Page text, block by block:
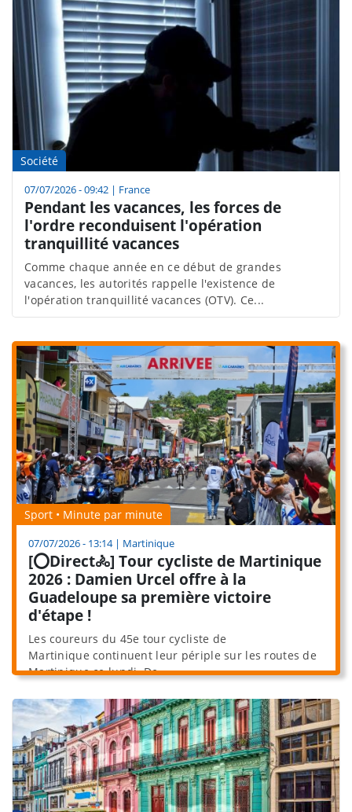
Société
07/07/2026 - 09:42 | France
Pendant les vacances, les forces de
l'ordre reconduisent l'opération
tranquillité vacances
Comme chaque année en ce début de grandes
vacances, les autorités rappelle l'existence de
l'opération tranquillité vacances (OTV). Ce...
Sport • Minute par minute
07/07/2026 - 13:14 | Martinique
[⭕️Direct🚴] Tour cycliste de Martinique
2026 : Damien Urcel offre à la
Guadeloupe sa première victoire
d'étape !
Les coureurs du 45e tour cycliste de
Martinique continuent leur périple sur les routes de
Martinique ce lundi. De...